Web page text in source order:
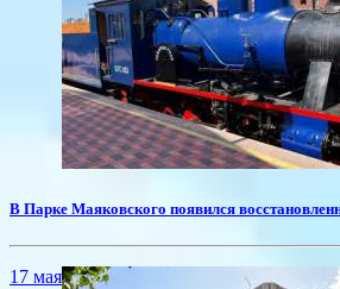
​В Парке Маяковского появился
17 мая